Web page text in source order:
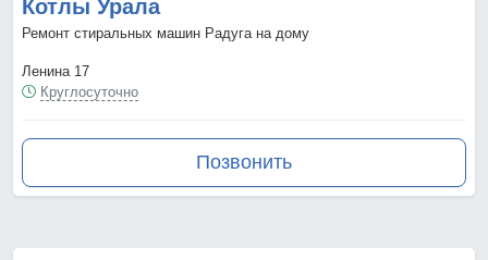
Котлы Урала
Ремонт стиральных машин Радуга на дому
Ленина 17
Круглосуточно
Позвонить